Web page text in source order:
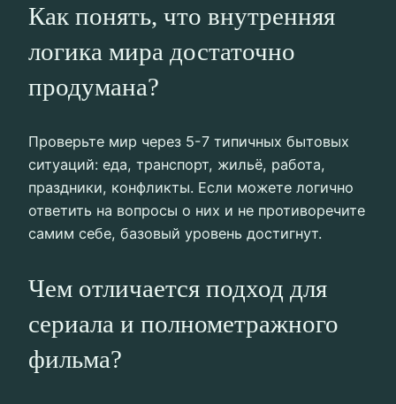
Как понять, что внутренняя
логика мира достаточно
продумана?
Проверьте мир через 5-7 типичных бытовых
ситуаций: еда, транспорт, жильё, работа,
праздники, конфликты. Если можете логично
ответить на вопросы о них и не противоречите
самим себе, базовый уровень достигнут.
Чем отличается подход для
сериала и полнометражного
фильма?